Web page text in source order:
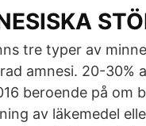
tre typer av
amnesi. 20-
beroende på om
av läkemedel